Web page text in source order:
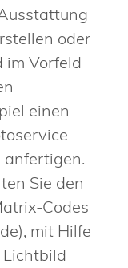
oder
im Vorfeld
einen
anfertigen.
Sie den
Codes
mit Hilfe
Lichtbild